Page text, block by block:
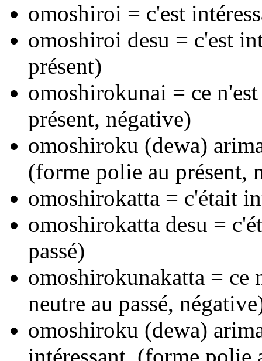
omoshiroi = c'est
omoshiroi desu = c'est
présent)
omoshirokunai = ce
présent, négative)
omoshiroku (dewa)
(forme polie au présent,
omoshirokatta = c'était
omoshirokatta desu =
passé)
omoshirokunakatta = ce
neutre au passé,
omoshiroku (dewa)